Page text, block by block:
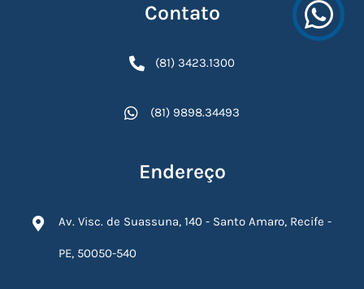
Contato
(81) 3423.1300
(81) 9898.34493
Endereço
Av. Visc. de Suassuna, 140 - Santo Amaro, Recife -
PE, 50050-540